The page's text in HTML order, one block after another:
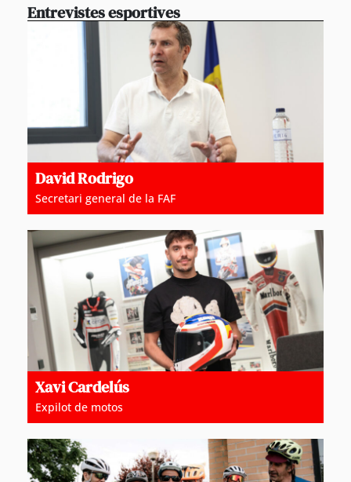
Entrevistes esportives
David Rodrigo
Secretari general de la FAF
Xavi Cardelús
Expilot de motos